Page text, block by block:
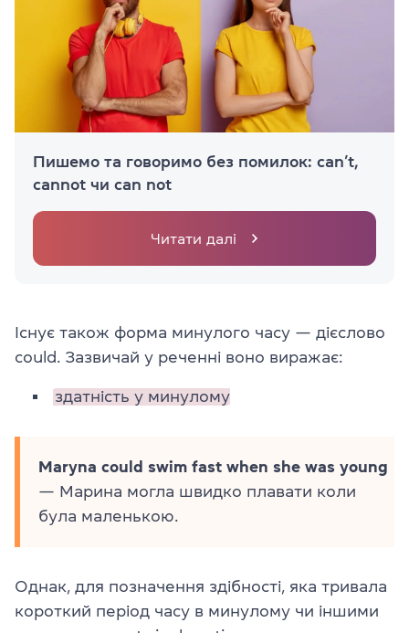
Пишемо та говоримо без помилок: can’t,
cannot чи can not
Читати далі
Існує також форма минулого часу — дієслово
could. Зазвичай у реченні воно виражає:
здатність у минулому
Maryna could swim fast when she was young
— Марина могла швидко плавати коли
була маленькою.
Однак, для позначення здібності, яка тривала
короткий період часу в минулому чи іншими